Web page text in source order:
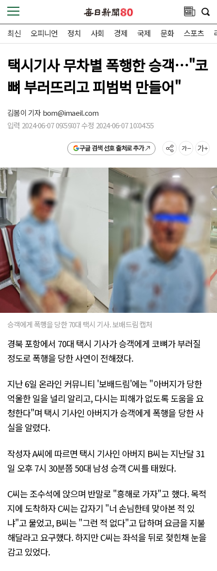
최신 오피니언 정치 사회 경제 국제 문화 스포츠
택시기사 무차별 폭행한 승객…"코
뼈 부러뜨리고 피범벅 만들어"
김봄이 기자bom@imaeil.com
입력 2024-06-07 09:59:07 수정 2024-06-07 10:04:55
구글 검색 선호 출처로 추가
승객에게 폭행을 당한 70대 택시 기사. 보배드림 캡처
경북 포항에서 70대 택시 기사가 승객에게 코뼈가 부러질
정도로 폭행을 당한 사연이 전해졌다.
지난 6일 온라인 커뮤니티 '보배드림'에는 "아버지가 당한
억울한 일을 널리 알리고, 다시는 피해가 없도록 도움을 요
청한다"며 택시 기사인 아버지가 승객에게 폭행을 당한 사
실을 알렸다.
작성자 A씨에 따르면 택시 기사인 아버지 B씨는 지난달 31
일 오후 7시 30분쯤 50대 남성 승객 C씨를 태웠다.
C씨는 조수석에 앉으며 반말로 "흥해로 가자"고 했다. 목적
지에 도착하자 C씨는 갑자기 "너 손님한테 맞아본 적 있
냐"고 물었고, B씨는 "그런 적 없다"고 답하며 요금을 지불
해달라고 요구했다. 하지만 C씨는 좌석을 뒤로 젖힌채 눈을
감고 있었다.